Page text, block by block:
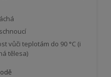
vůči teplotám do 90 °C (i
tělesa)